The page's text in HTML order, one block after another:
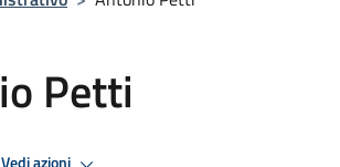
Petti